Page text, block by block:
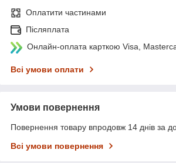
Оплатити частинами
Післяплата
Онлайн-оплата карткою Visa,
Всі умови оплати
Умови повернення
Повернення товару впродовж 14 днів за
Всі умови повернення